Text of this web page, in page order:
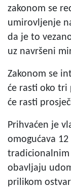
zakonom se
umirovljenje
da je to
uz navršeni
Zakonom se
će rasti oko tri
će rasti
Prihvaćen je
omogućava
obavljaju
prilikom